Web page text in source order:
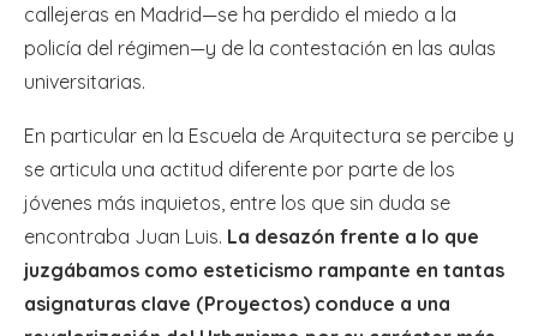
callejeras en Madrid—se ha perdido el miedo a la
policía del régimen—y de la contestación en las aulas
universitarias.
En particular en la Escuela de Arquitectura se percibe y
se articula una actitud diferente por parte de los
jóvenes más inquietos, entre los que sin duda se
encontraba Juan Luis. La desazón frente a lo que
juzgábamos como esteticismo rampante en tantas
asignaturas clave (Proyectos) conduce a una